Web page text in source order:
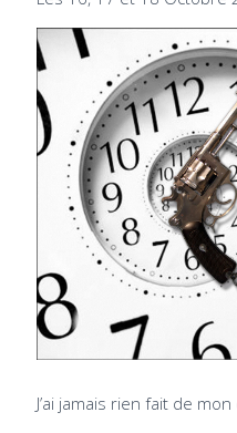
J’ai jamais rien fait de